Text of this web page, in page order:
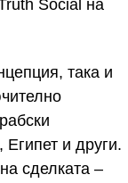
Social на
така и
и други.
сделката –